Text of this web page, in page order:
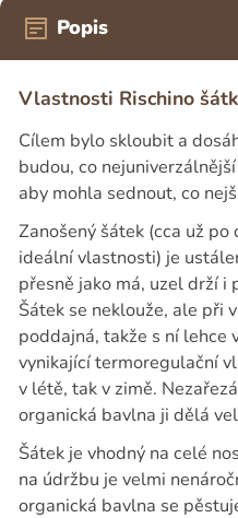
Popis
Vlastnosti Rischino
Cílem bylo skloubit a
budou, co
aby mohla sednout, co
Zanošený šátek (cca už
ideální vlastnosti) je
přesně jako má, uzel drží i
Šátek se neklouže, ale při
poddajná, takže s ní lehce
vynikající termoregulační
v létě, tak v zimě.
organická bavlna ji dělá
Šátek je vhodný na celé
na údržbu je velmi
organická bavlna se